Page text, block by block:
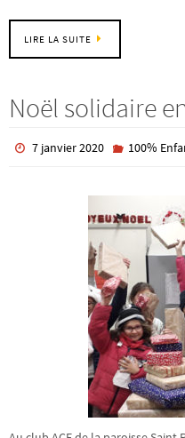
LIRE LA SUITE
Noël solidaire
7 janvier 2020 100%